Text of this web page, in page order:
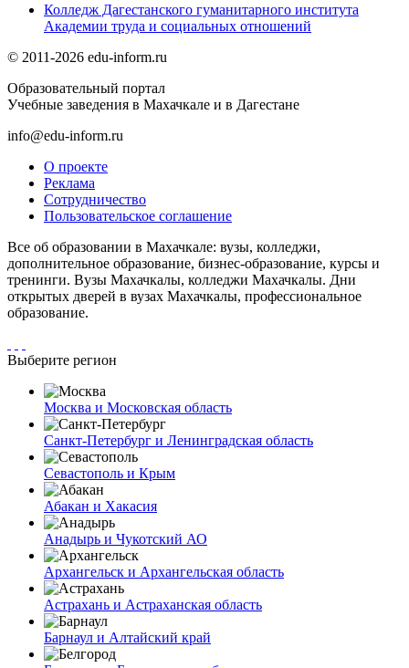
Колледж Дагестанского гуманитарного института
Академии труда и социальных отношений
© 2011-2026 edu-inform.ru
Образовательный портал
Учебные заведения в Махачкале и в Дагестане
info@edu-inform.ru
О проекте
Реклама
Сотрудничество
Пользовательское соглашение
Все об образовании в Махачкале: вузы, колледжи,
дополнительное образование, бизнес-образование, курсы и
тренинги. Вузы Махачкалы, колледжи Махачкалы. Дни
открытых дверей в вузах Махачкалы, профессиональное
образование.
Выберите регион
Москва и Московская область
Санкт-Петербург и Ленинградская область
Севастополь и Крым
Абакан и Хакасия
Анадырь и Чукотский АО
Архангельск и Архангельская область
Астрахань и Астраханская область
Барнаул и Алтайский край